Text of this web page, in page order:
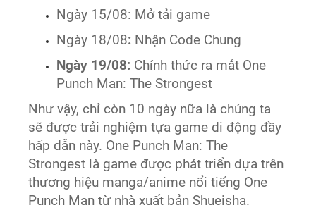
Ngày 15/08: Mở tải game
Ngày 18/08: Nhận Code Chung
Ngày 19/08: Chính thức ra mắt One
Punch Man: The Strongest
Như vậy, chỉ còn 10 ngày nữa là chúng ta
sẽ được trải nghiệm tựa game di động đầy
hấp dẫn này. One Punch Man: The
Strongest là game được phát triển dựa trên
thương hiệu manga/anime nổi tiếng One
Punch Man từ nhà xuất bản Shueisha.